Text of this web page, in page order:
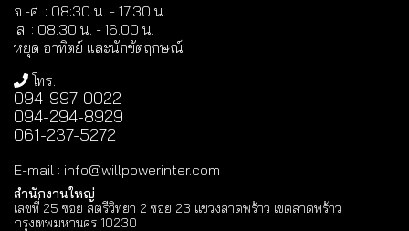
จ.-ศ. : 08:30 น. - 17.30 น.
ส. : 08.30 น. -16.00 น.
หยุด อาทิตย์ และนักขัตฤกษณ์
โทร.
094-997-0022
094-294-8929
061-237-5272
E-mail : info@willpowerinter.com
สำนักงานใหญ่
เลขที่ 25 ซอย สตรีวิทยา 2 ซอย 23 แขวงลาดพร้าว เขตลาดพร้าว
กรุงเทพมหานคร 10230